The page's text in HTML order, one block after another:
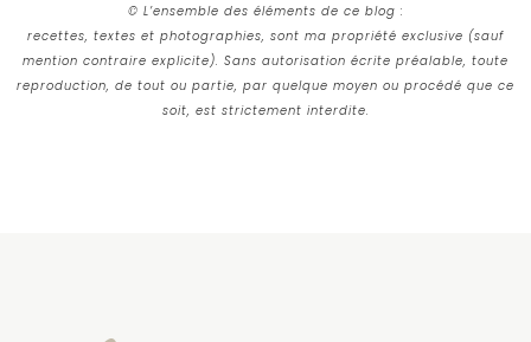
© L’ensemble des éléments de ce blog :
recettes, textes et photographies, sont ma propriété exclusive (sauf
mention contraire explicite). Sans autorisation écrite préalable, toute
reproduction, de tout ou partie, par quelque moyen ou procédé que ce
soit, est strictement interdite.